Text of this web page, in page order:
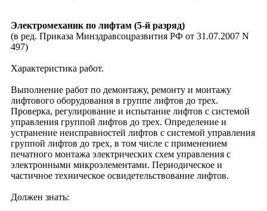
Электромеханик по лифтам (5-й разряд)
(в ред. Приказа Минздравсоцразвития РФ от 31.07.2007 N
497)
Характеристика работ.
Выполнение работ по демонтажу, ремонту и монтажу
лифтового оборудования в группе лифтов до трех.
Проверка, регулирование и испытание лифтов с системой
управления группой лифтов до трех. Определение и
устранение неисправностей лифтов с системой управления
группой лифтов до трех, в том числе с применением
печатного монтажа электрических схем управления с
электронными микроэлементами. Периодическое и
частичное техническое освидетельствование лифтов.
Должен знать: